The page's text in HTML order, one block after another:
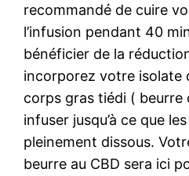
recommandé de cuire
l’infusion pendant 40
bénéficier de la
incorporez votre isolate
corps gras tiédi ( beurre
infuser jusqu’à ce que
pleinement dissous.
beurre au CBD sera ici